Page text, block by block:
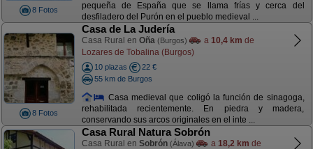
8 Fotos
pequeña de España que se llama frías y cerca del
desfiladero del Purón en el pueblo medieval ...
8 Fotos
Casa de La Judería
Casa Rural en Oña (Burgos) a 10,4 km de
Lozares de Tobalina (Burgos)
10 plazas
22 €
55 km de Burgos
Casa medieval que coligó la función de sinagoga,
rehabilitada recientemente. En piedra y madera,
conservando sus arcos originales en el inte ...
Casa Rural Natura Sobrón
Casa Rural en Sobrón (Álava) a 18,2 km de